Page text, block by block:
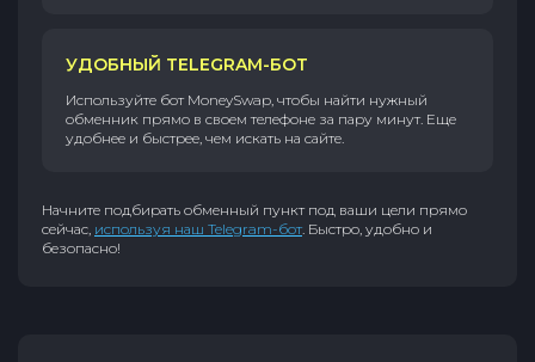
УДОБНЫЙ TELEGRAM-БОТ
Используйте бот MoneySwap, чтобы найти нужный
обменник прямо в своем телефоне за пару минут. Еще
удобнее и быстрее, чем искать на сайте.
Начните подбирать обменный пункт под ваши цели прямо
сейчас, используя наш Telegram-бот. Быстро, удобно и
безопасно!